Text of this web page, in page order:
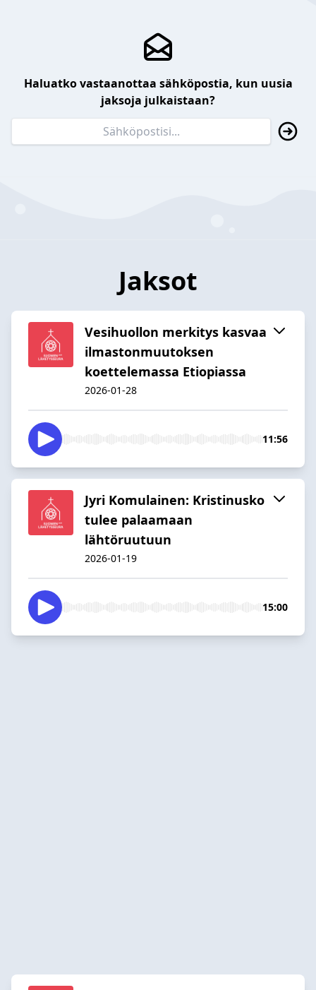
Haluatko vastaanottaa sähköpostia, kun uusia
jaksoja julkaistaan?
Jaksot
Vesihuollon merkitys kasvaa
ilmastonmuutoksen
koettelemassa Etiopiassa
2026-01-28
11:56
Jyri Komulainen: Kristinusko
tulee palaamaan
lähtöruutuun
2026-01-19
15:00